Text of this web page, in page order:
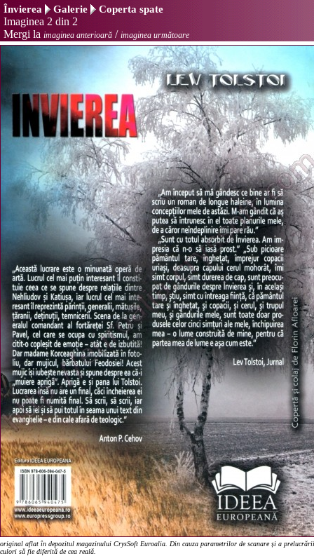
Învierea Galerie Coperta spate
Imaginea 2 din 2
Mergi la imaginea anterioară / imaginea următoare
original aflat în depozitul magazinului CrysSoft Euroalia. Din cauza parametrilor de scanare și a
culori să fie diferită de cea reală.